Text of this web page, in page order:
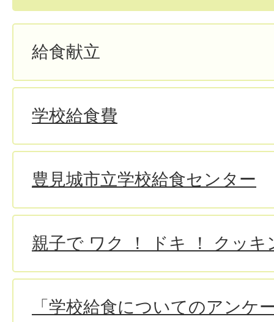
給食献立
学校給食費
豊見城市立学校給食センター
親子で ワク ！ ドキ ！ クッキ
「学校給食についてのアンケ